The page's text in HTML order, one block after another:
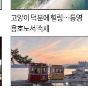
고양이 덕분에 힐링…통영
용호도서 축제